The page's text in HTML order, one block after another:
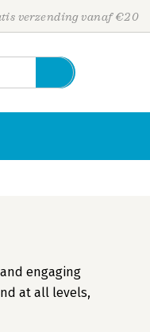
verzending vanaf €20
engaging
at all levels,
Personen